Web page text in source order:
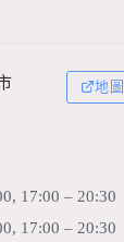
地圖
17:00 – 20:30
17:00 – 20:30